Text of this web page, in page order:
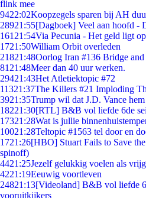
flink mee
9422:02Koopzegels sparen bij AH
28921:55[Dagboek] Veel aan hoofd -
161 21:54Via Pecunia - Het geld ligt
1721:50William Orbit overleden
21821:48Oorlog Iran #136 Bridge
81 21:48Meer dan 40 uur werken.
29421:43Het Atletiektopic #72
11321:37The Killers #21 Imploding
3921:35Trump wil dat J.D. Vance
18221:30[RTL] B&B vol liefde 6de
17321:28Wat is jullie
10021:28Teltopic #1563 tel door en
1721:26[HBO] Stuart Fails to Save
spinoff)
4421:25Jezelf gelukkig voelen als
4221:19Eeuwig voortleven
24821:13[Videoland] B&B vol liefde
vooruitkijkers